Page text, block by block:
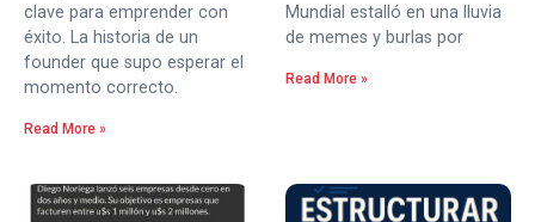
clave para emprender con
éxito. La historia de un
founder que supo esperar el
momento correcto.
Read More »
Mundial estalló en una lluvia
de memes y burlas por
Read More »